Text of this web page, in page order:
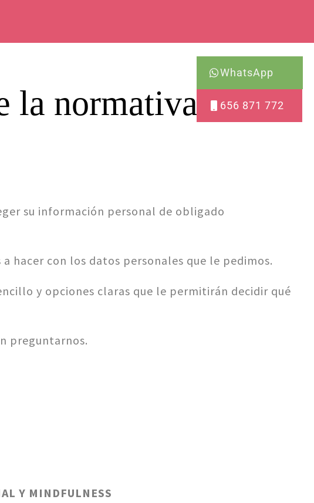
la normativa de
su información personal de obligado
hacer con los datos personales que le pedimos.
y opciones claras que le permitirán decidir qué
preguntarnos.
Y MINDFULNESS
WhatsApp
656 871 772